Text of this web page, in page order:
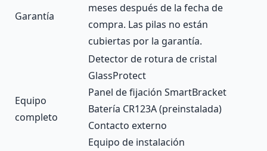
Garantía
meses después de la fecha de
compra. Las pilas no están
cubiertas por la garantía.
Equipo
completo
Detector de rotura de cristal
GlassProtect
Panel de fijación SmartBracket
Batería CR123A (preinstalada)
Contacto externo
Equipo de instalación